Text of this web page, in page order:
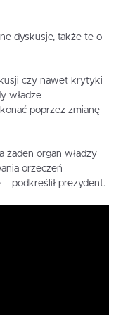
dyskusje, także te o
czy nawet krytyki
władze
poprzez zmianę
żaden organ władzy
orzeczeń
podkreślił prezydent.